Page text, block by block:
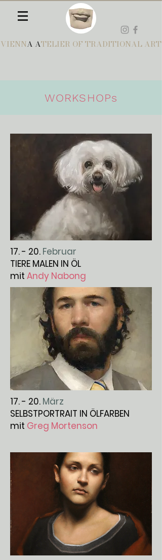
VIENNA ATELIER OF TRADITIONAL ART
WORKSHOPs
17. - 20. Februar
TIERE MALEN IN ÖL
mit Andy Nabong
17. - 20. März
SELBSTPORTRAIT IN ÖLFARBEN
mit Greg Mortenson